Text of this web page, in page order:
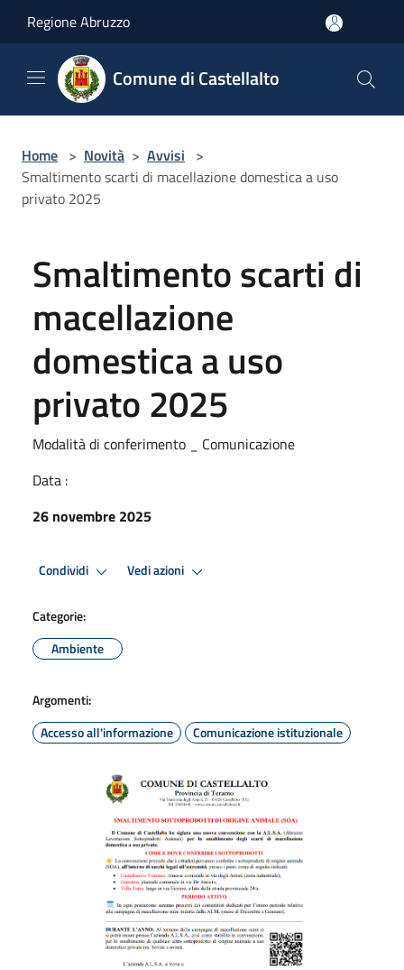
Regione Abruzzo
Comune di Castellalto
Home > Novità > Avvisi >
Smaltimento scarti di macellazione domestica a uso
privato 2025
Smaltimento scarti di
macellazione
domestica a uso
privato 2025
Modalità di conferimento _ Comunicazione
Data :
26 novembre 2025
Condividi Vedi azioni
Categorie:
Ambiente
Argomenti:
Accesso all'informazione
Comunicazione istituzionale